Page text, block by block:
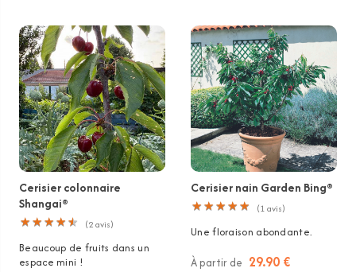
Cerisier colonnaire
Shangai®
★ ★ ★ ★ ★
★ ★ ★ ★ ★ (2avis)
Beaucoup de fruits dans un
espace mini !
Cerisier nain Garden Bing®
★ ★ ★ ★ ★
★ ★ ★ ★ ★ (1avis)
Une floraison abondante.
À partir de 29.90 €